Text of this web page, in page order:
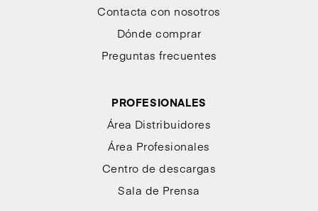
Contacta con nosotros
Dónde comprar
Preguntas frecuentes
PROFESIONALES
Área Distribuidores
Área Profesionales
Centro de descargas
Sala de Prensa